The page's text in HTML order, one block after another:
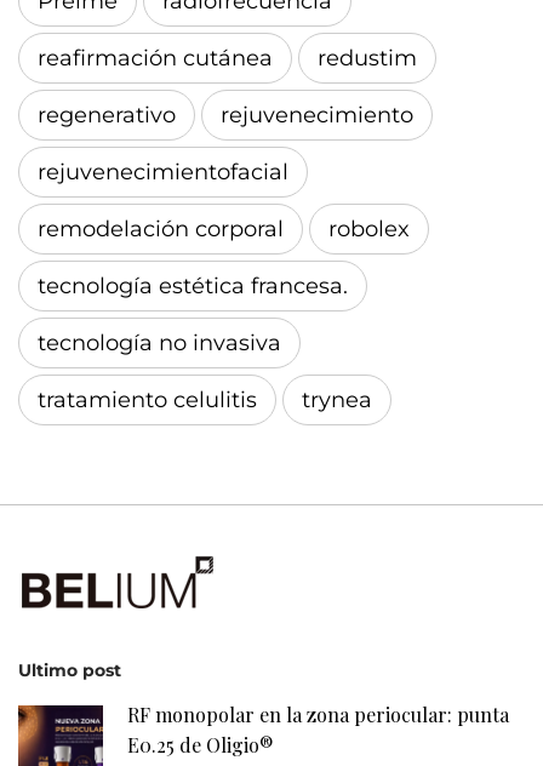
reafirmación cutánea redustim
regenerativo rejuvenecimiento
rejuvenecimientofacial
remodelación corporal robolex
tecnología estética francesa.
tecnología no invasiva
tratamiento celulitis trynea
Ultimo post
RF monopolar en la zona periocular: punta
E0.25 de Oligio®